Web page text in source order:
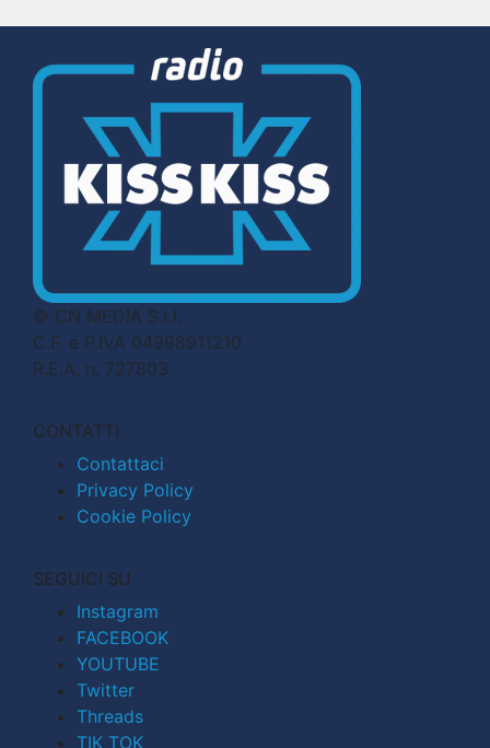
© CN MEDIA S.r.l.
C.F. e P.IVA 04998911210
R.E.A. n. 727803
CONTATTI
Contattaci
Privacy Policy
Cookie Policy
SEGUICI SU
Instagram
FACEBOOK
YOUTUBE
Twitter
Threads
TIK TOK